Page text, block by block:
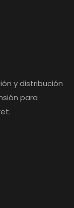
y distribución
para